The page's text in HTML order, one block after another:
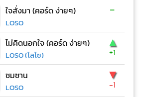
ใจสั่งมา (คอร์ด ง่ายๆ)
LOSO
-
ไม่คิดนอกใจ (คอร์ด ง่ายๆ)
LOSO (โลโซ)
▲
+1
ซมซาน
LOSO
▼
-1